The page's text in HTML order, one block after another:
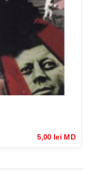
5,00 lei MD